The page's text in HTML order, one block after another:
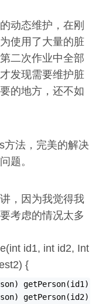
动态维护，在刚
使用了大量的脏
二次作业中全部
发现需要维护脏
的地方，还不如
方法，完美的解决
题。
，因为我觉得我
考虑的情况太多
id1, int id2, Int
{
get
Person(id1 )
get
Person(id2)